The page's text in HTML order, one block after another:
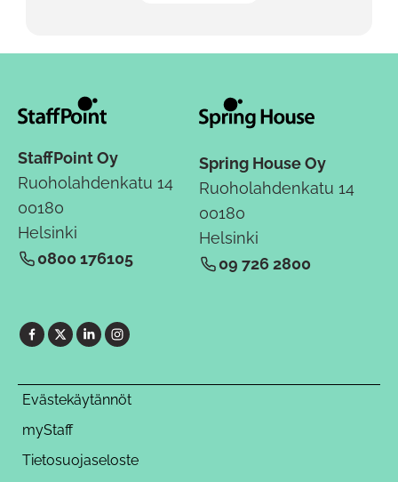
StaffPoint Oy
Ruoholahdenkatu 14
00180
Helsinki
0800 176105
Spring House Oy
Ruoholahdenkatu 14
00180
Helsinki
09 726 2800
Evästekäytännöt
myStaff
Tietosuojaseloste